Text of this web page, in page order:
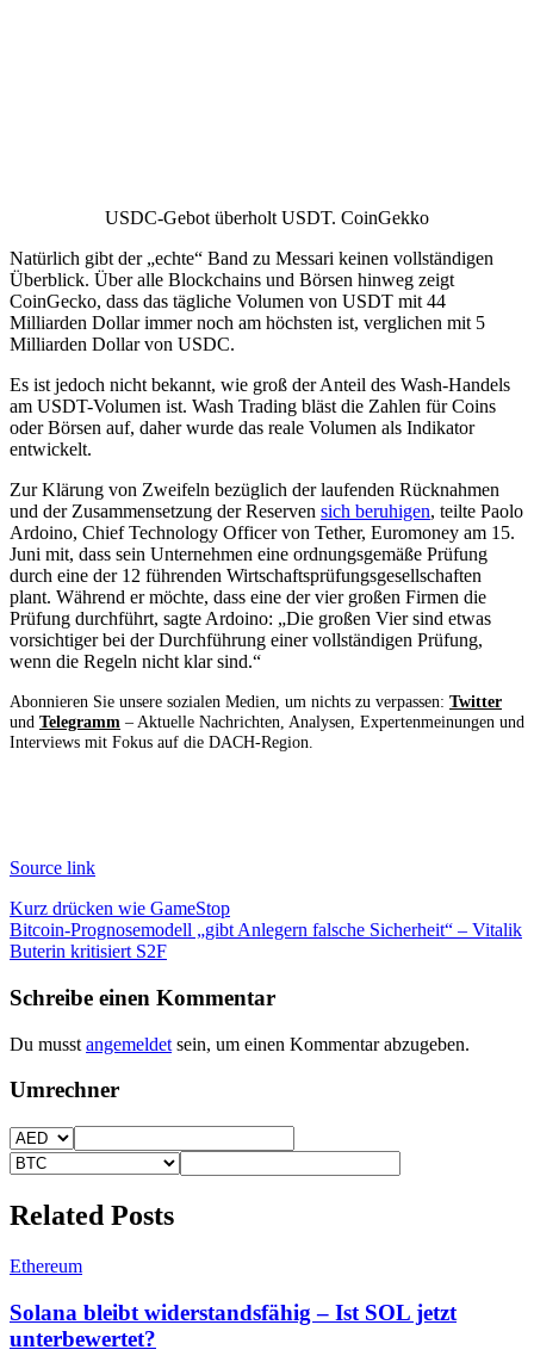
USDC-Gebot überholt USDT. CoinGekko
Natürlich gibt der „echte“ Band zu Messari keinen vollständigen
Überblick. Über alle Blockchains und Börsen hinweg zeigt
CoinGecko, dass das tägliche Volumen von USDT mit 44
Milliarden Dollar immer noch am höchsten ist, verglichen mit 5
Milliarden Dollar von USDC.
Es ist jedoch nicht bekannt, wie groß der Anteil des Wash-Handels
am USDT-Volumen ist. Wash Trading bläst die Zahlen für Coins
oder Börsen auf, daher wurde das reale Volumen als Indikator
entwickelt.
Zur Klärung von Zweifeln bezüglich der laufenden Rücknahmen
und der Zusammensetzung der Reserven sich beruhigen, teilte Paolo
Ardoino, Chief Technology Officer von Tether, Euromoney am 15.
Juni mit, dass sein Unternehmen eine ordnungsgemäße Prüfung
durch eine der 12 führenden Wirtschaftsprüfungsgesellschaften
plant. Während er möchte, dass eine der vier großen Firmen die
Prüfung durchführt, sagte Ardoino: „Die großen Vier sind etwas
vorsichtiger bei der Durchführung einer vollständigen Prüfung,
wenn die Regeln nicht klar sind.“
Abonnieren Sie unsere sozialen Medien, um nichts zu verpassen: Twitter
und Telegramm – Aktuelle Nachrichten, Analysen, Expertenmeinungen und
Interviews mit Fokus auf die DACH-Region.
Source link
Beitragsnavigation
Kurz drücken wie GameStop
Bitcoin-Prognosemodell „gibt Anlegern falsche Sicherheit“ – Vitalik
Buterin kritisiert S2F
Schreibe einen Kommentar
Du musst angemeldet sein, um einen Kommentar abzugeben.
Umrechner
Related Posts
Ethereum
Solana bleibt widerstandsfähig – Ist SOL jetzt
unterbewertet?